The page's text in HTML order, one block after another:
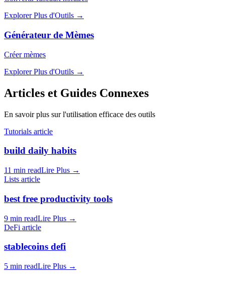
Explorer Plus d'Outils →
Générateur de Mèmes
Créer mèmes
Explorer Plus d'Outils →
Articles et Guides Connexes
En savoir plus sur l'utilisation efficace des outils
Tutorials article
build daily habits
11 min readLire Plus →
Lists article
best free productivity tools
9 min readLire Plus →
DeFi article
stablecoins defi
5 min readLire Plus →